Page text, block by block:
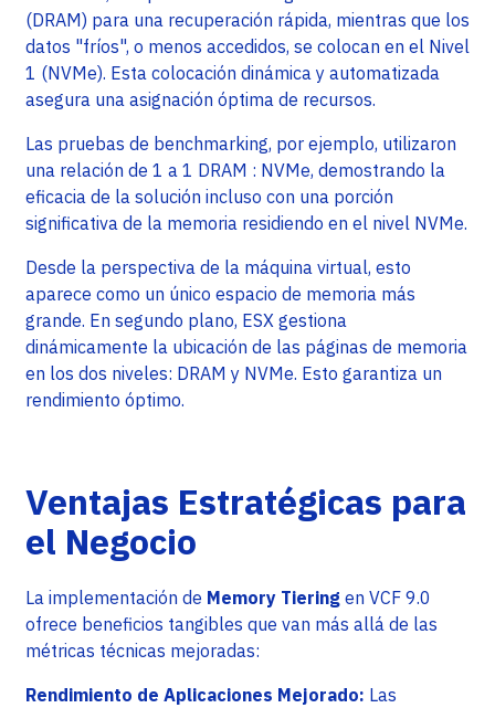
(DRAM) para una recuperación rápida, mientras que los
datos "fríos", o menos accedidos, se colocan en el Nivel
1 (NVMe). Esta colocación dinámica y automatizada
asegura una asignación óptima de recursos.
Las pruebas de benchmarking, por ejemplo, utilizaron
una relación de 1 a 1 DRAM : NVMe, demostrando la
eficacia de la solución incluso con una porción
significativa de la memoria residiendo en el nivel NVMe.
Desde la perspectiva de la máquina virtual, esto
aparece como un único espacio de memoria más
grande. En segundo plano, ESX gestiona
dinámicamente la ubicación de las páginas de memoria
en los dos niveles: DRAM y NVMe. Esto garantiza un
rendimiento óptimo.
Ventajas Estratégicas para
el Negocio
La implementación de Memory Tiering en VCF 9.0
ofrece beneficios tangibles que van más allá de las
métricas técnicas mejoradas:
Rendimiento de Aplicaciones Mejorado: Las